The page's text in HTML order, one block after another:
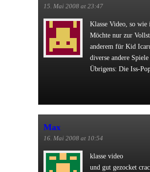
15. Mai 2008 at 23:47
Klasse Video, so
Möchte nur zur
anderem für Kid
diverse andere
Übrigens: Die Iss-
Max
16. Mai 2008 at 10:54
klasse video
und gut gezocket